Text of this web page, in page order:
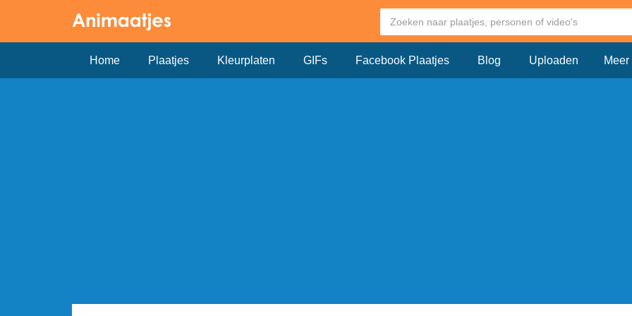
Home Plaatjes Kleurplaten GIFs Facebook Plaatjes Blog Uploaden Meer